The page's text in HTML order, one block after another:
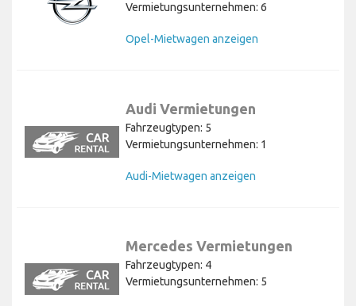
Vermietungsunternehmen: 6
Opel-Mietwagen anzeigen
Audi Vermietungen
Fahrzeugtypen: 5
Vermietungsunternehmen: 1
Audi-Mietwagen anzeigen
Mercedes Vermietungen
Fahrzeugtypen: 4
Vermietungsunternehmen: 5